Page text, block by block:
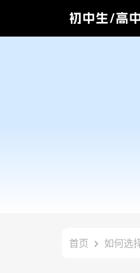
初中生/高
首页 如何选